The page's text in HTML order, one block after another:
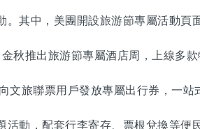
中，美團開設旅游節專屬活動頁
推出旅游節專屬酒店周，上線多款
旅聯票用戶發放專屬出行券，一站
，配套行李寄存、票根兌換等便